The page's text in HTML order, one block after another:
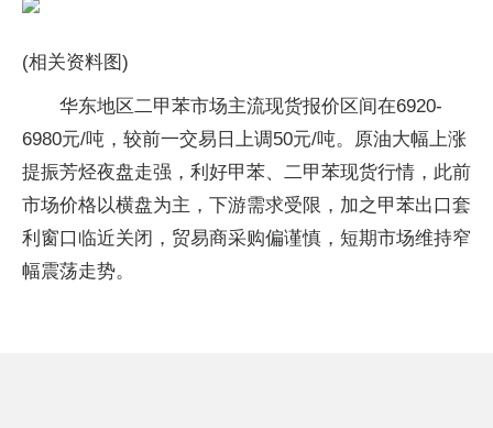
(相关资料图)
华东地区二甲苯市场主流现货报价区间在6920-
6980元/吨，较前一交易日上调50元/吨。原油大幅上涨
提振芳烃夜盘走强，利好甲苯、二甲苯现货行情，此前
市场价格以横盘为主，下游需求受限，加之甲苯出口套
利窗口临近关闭，贸易商采购偏谨慎，短期市场维持窄
幅震荡走势。